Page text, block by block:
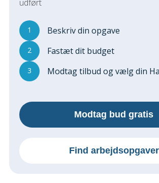
Andet
ELEKTRIKER
Regler Og Love
Udskiftning Og Montage
Om Materialer
Tips Og Tests
Montage Og Udskiftning
Reparation Og Vedligehold
udført
1 Beskriv din opgave
2 Fastæt dit budget
3 Modtag tilbud og vælg din
Modtag bud gratis
Find arbejdsopgaver